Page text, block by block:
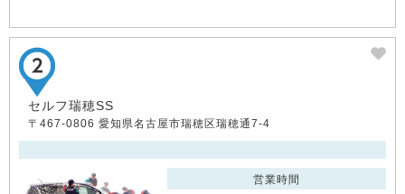
セルフ瑞穂SS
〒467-0806 愛知県名古屋市瑞穂区瑞穂通7-4
営業時間